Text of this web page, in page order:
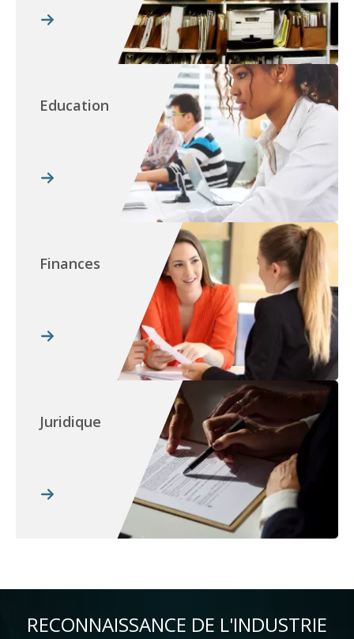
Education
Finances
Juridique
RECONNAISSANCE DE L'INDUSTRIE